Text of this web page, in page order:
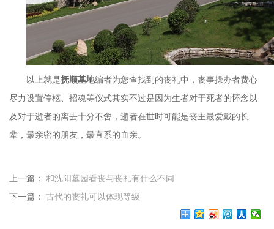
以上就是抚顺墓地编者为您查找到的丧礼中，丧事操办者费心
尽力设置停柩、招魂等仪式其实不过是因为生者对于死者的怀念以
及对于逝者的离去十分不舍，逝者在世时可能是丧主最爱戴的长
辈，最亲密的朋友，最直系的血亲。
上一篇： 和沈阳墓园看丧与丧礼有什么不同
下一篇： 古代的丧礼可以体现等级